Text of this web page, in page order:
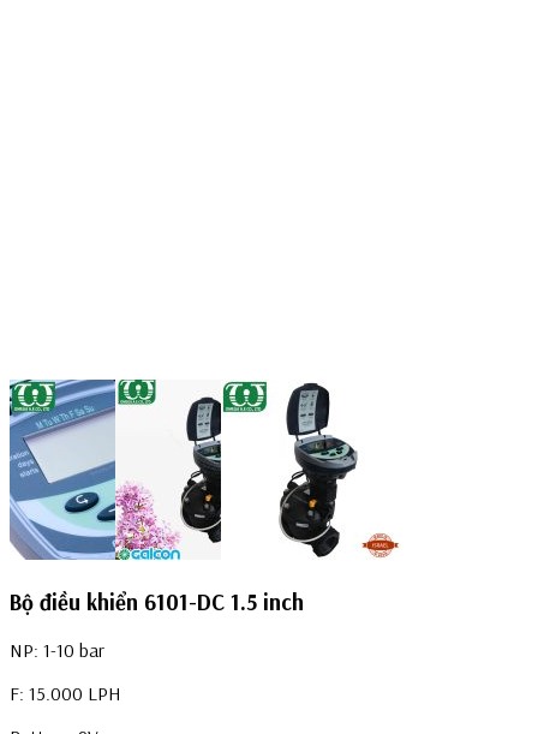
Bộ điều khiển 6101-DC 1.5 inch
NP: 1-10 bar
F: 15.000 LPH